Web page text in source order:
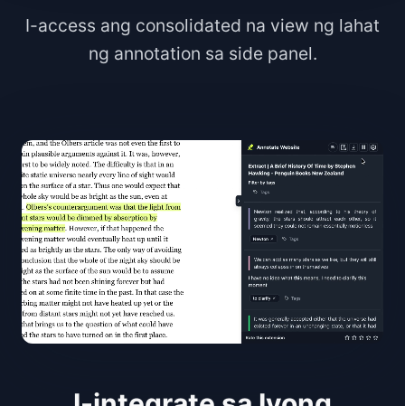
I-access ang consolidated na view ng lahat
ng annotation sa side panel.